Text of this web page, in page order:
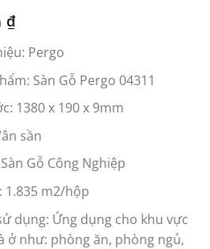
₫
Pergo
Sàn Gỗ Pergo 04311
1380 x 190 x 9mm
sần
Gỗ Công Nghiệp
1.835 m2/hộp
dụng: Ứng dụng cho khu vực
ở như: phòng ăn, phòng ngủ,